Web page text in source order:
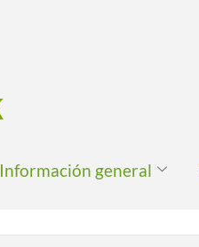
Información general